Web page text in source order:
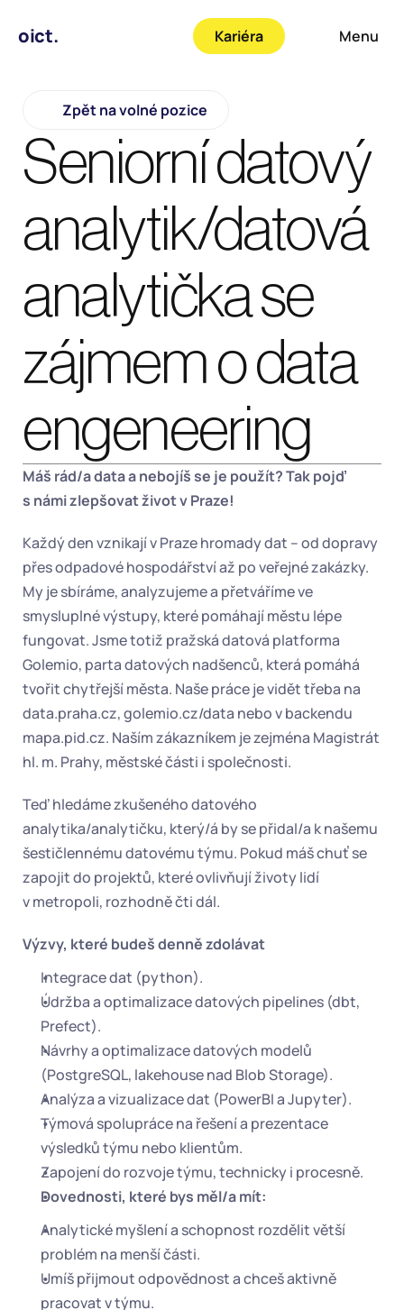
Zpět na volné pozice
Seniorní datový
analytik/datová
analytička se
zájmem o data
engeneering
Máš rád/a data a nebojíš se je použít? Tak pojď
s námi zlepšovat život v Praze!
Každý den vznikají v Praze hromady dat – od dopravy
přes odpadové hospodářství až po veřejné zakázky.
My je sbíráme, analyzujeme a přetváříme ve
smysluplné výstupy, které pomáhají městu lépe
fungovat. Jsme totiž pražská datová platforma
Golemio, parta datových nadšenců, která pomáhá
tvořit chytřejší města. Naše práce je vidět třeba na
data.praha.cz, golemio.cz/data nebo v backendu
mapa.pid.cz. Naším zákazníkem je zejména Magistrát
hl. m. Prahy, městské části i společnosti.
Teď hledáme zkušeného datového
analytika/analytičku, který/á by se přidal/a k našemu
šestičlennému datovému týmu. Pokud máš chuť se
zapojit do projektů, které ovlivňují životy lidí
v metropoli, rozhodně čti dál.
Výzvy, které budeš denně zdolávat
Integrace dat (python).
Údržba a optimalizace datových pipelines (dbt,
Prefect).
Návrhy a optimalizace datových modelů
(PostgreSQL, lakehouse nad Blob Storage).
Analýza a vizualizace dat (PowerBI a Jupyter).
Týmová spolupráce na řešení a prezentace
výsledků týmu nebo klientům.
Zapojení do rozvoje týmu, technicky i procesně.
Dovednosti, které bys měl/a mít:
Analytické myšlení a schopnost rozdělit větší
problém na menší části.
Umíš přijmout odpovědnost a chceš aktivně
pracovat v týmu.
Kariéra Menu
oict.